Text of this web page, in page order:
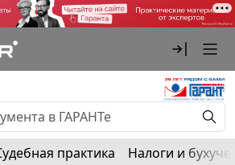
практика Налоги и